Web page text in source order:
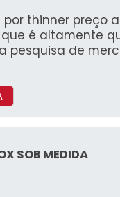
thinner preço
é altamente
pesquisa de
SOB MEDIDA